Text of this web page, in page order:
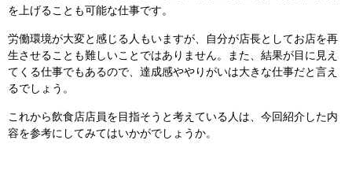
を上げることも可能な仕事です。
労働環境が大変と感じる人もいますが、自分が店長としてお店を再
生させることも難しいことではありません。また、結果が目に見え
てくる仕事でもあるので、達成感ややりがいは大きな仕事だと言え
るでしょう。
これから飲食店店員を目指そうと考えている人は、今回紹介した内
容を参考にしてみてはいかがでしょうか。